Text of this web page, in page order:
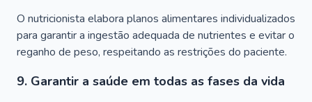
O nutricionista elabora planos alimentares individualizados
para garantir a ingestão adequada de nutrientes e evitar o
reganho de peso, respeitando as restrições do paciente.
9. Garantir a saúde em todas as fases da vida